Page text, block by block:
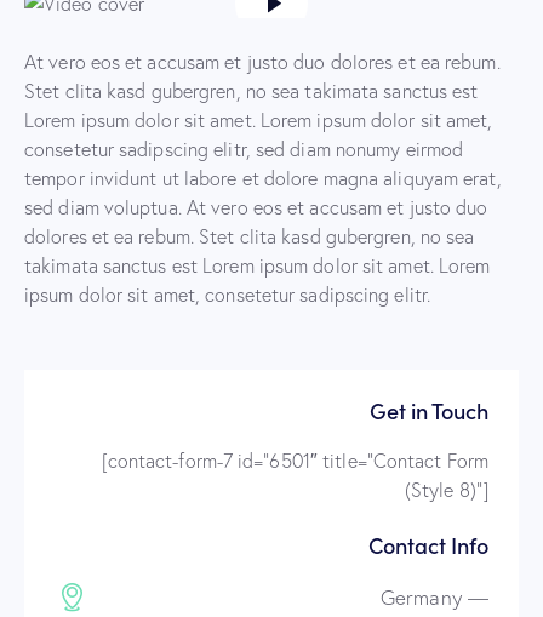
At vero eos et accusam et justo duo dolores et ea rebum.
Stet clita kasd gubergren, no sea takimata sanctus est
Lorem ipsum dolor sit amet. Lorem ipsum dolor sit amet,
consetetur sadipscing elitr, sed diam nonumy eirmod
tempor invidunt ut labore et dolore magna aliquyam erat,
sed diam voluptua. At vero eos et accusam et justo duo
dolores et ea rebum. Stet clita kasd gubergren, no sea
takimata sanctus est Lorem ipsum dolor sit amet. Lorem
ipsum dolor sit amet, consetetur sadipscing elitr.
Get in Touch
[contact-form-7 id=”6501″ title=”Contact Form
(Style 8)”]
Contact Info
Germany —